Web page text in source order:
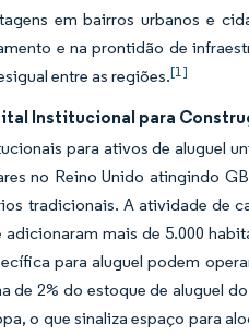
em bairros urbanos e
e na prontidão de
entre as regiões.[1]
Institucional para
para ativos de aluguel
no Reino Unido atingindo
tradicionais. A atividade de
mais de 5.000
para aluguel podem
de 2% do estoque de aluguel
o que sinaliza espaço para